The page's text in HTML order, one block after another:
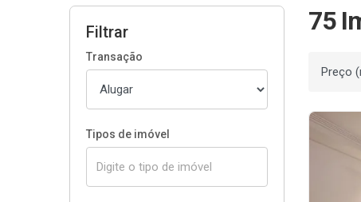
Filtrar
Transação
Tipos de imóvel
75
Ordenar